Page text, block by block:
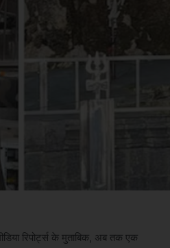
रिपोर्ट्स के मुताबिक, अब तक एक